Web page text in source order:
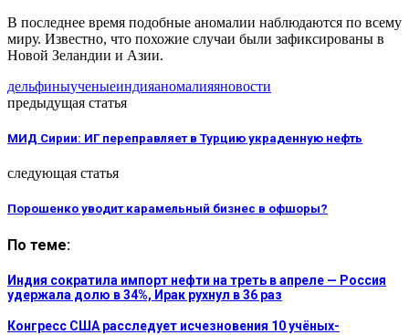
В последнее время подобные аномалии наблюдаются по всему
миру. Известно, что похожие случаи были зафиксированы в
Новой Зеландии и Азии.
дельфиныученыеиндияаномалияяновости
предыдущая статья
МИД Сирии: ИГ переправляет в Турцию украденную нефть
следующая статья
Порошенко уводит карамельный бизнес в офшоры?
По теме:
Индия сократила импорт нефти на треть в апреле — Россия
удержала долю в 34%, Ирак рухнул в 36 раз
Конгресс США расследует исчезновения 10 учёных-